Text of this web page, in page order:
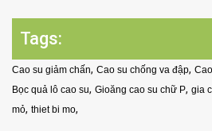
Tags:
Cao su giảm chấn, Cao su chống va đập,
Bọc quả lô cao su, Gioăng cao su chữ P, gia
mỏ, thiet bi mo,